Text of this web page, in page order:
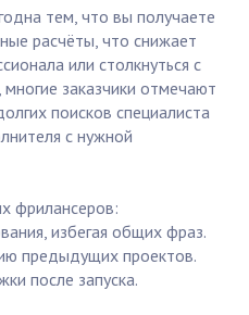
тем, что вы получаете
расчёты, что снижает
или столкнуться с
заказчики отмечают
поисков специалиста
с нужной
фрилансеров:
избегая общих фраз.
предыдущих проектов.
после запуска.